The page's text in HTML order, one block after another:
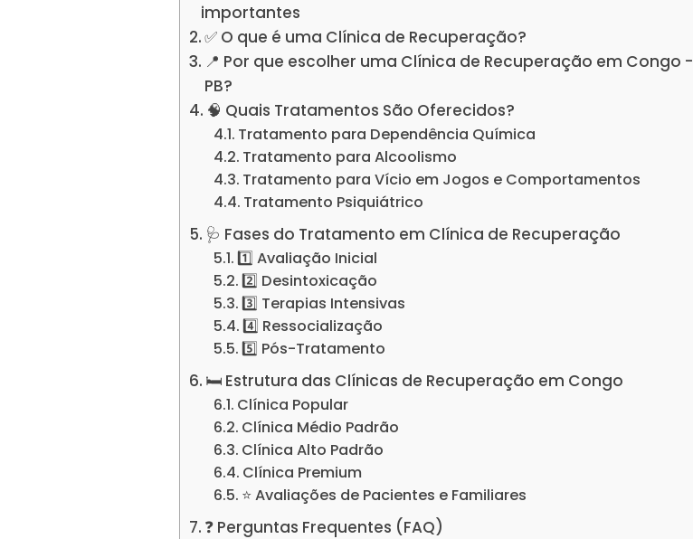
importantes
✅ O que é uma Clínica de Recuperação?
📍 Por que escolher uma Clínica de Recuperação em Congo -
PB?
🧠 Quais Tratamentos São Oferecidos?
Tratamento para Dependência Química
Tratamento para Alcoolismo
Tratamento para Vício em Jogos e Comportamentos
Tratamento Psiquiátrico
🩺 Fases do Tratamento em Clínica de Recuperação
1️⃣ Avaliação Inicial
2️⃣ Desintoxicação
3️⃣ Terapias Intensivas
4️⃣ Ressocialização
5️⃣ Pós-Tratamento
🛏️ Estrutura das Clínicas de Recuperação em Congo
Clínica Popular
Clínica Médio Padrão
Clínica Alto Padrão
Clínica Premium
⭐ Avaliações de Pacientes e Familiares
❓ Perguntas Frequentes (FAQ)